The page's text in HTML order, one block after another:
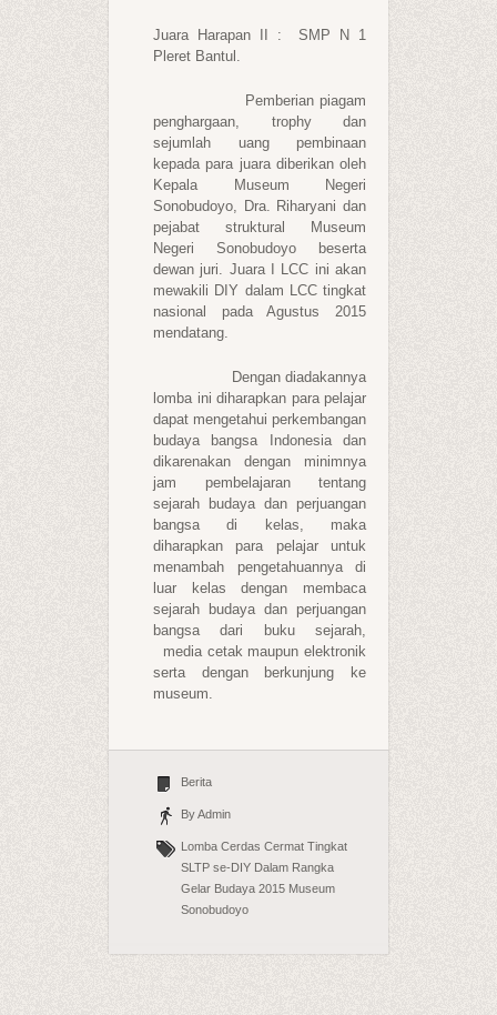
Juara Harapan II : SMP N 1
Pleret Bantul.
Pemberian piagam
penghargaan, trophy dan
sejumlah uang pembinaan
kepada para juara diberikan oleh
Kepala Museum Negeri
Sonobudoyo, Dra. Riharyani dan
pejabat struktural Museum
Negeri Sonobudoyo beserta
dewan juri. Juara I LCC ini akan
mewakili DIY dalam LCC tingkat
nasional pada Agustus 2015
mendatang.
Dengan diadakannya
lomba ini diharapkan para pelajar
dapat mengetahui perkembangan
budaya bangsa Indonesia dan
dikarenakan dengan minimnya
jam pembelajaran tentang
sejarah budaya dan perjuangan
bangsa di kelas, maka
diharapkan para pelajar untuk
menambah pengetahuannya di
luar kelas dengan membaca
sejarah budaya dan perjuangan
bangsa dari buku sejarah,
media cetak maupun elektronik
serta dengan berkunjung ke
museum.
Berita
By Admin
Lomba Cerdas Cermat Tingkat
SLTP se-DIY Dalam Rangka
Gelar Budaya 2015 Museum
Sonobudoyo